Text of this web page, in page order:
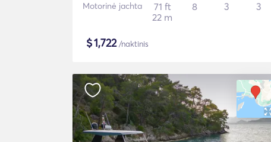
Motorinė jachta
71 ft
22 m
8 3 3
$1,722/naktinis